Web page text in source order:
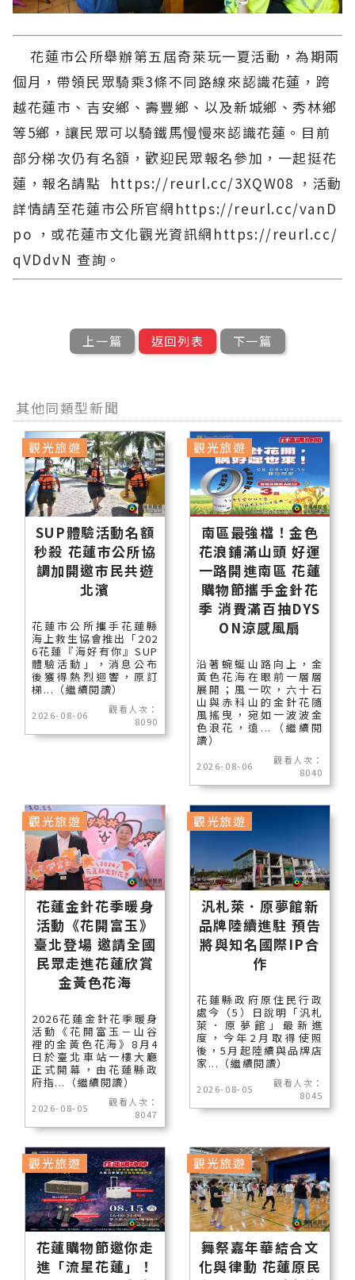
花蓮市公所舉辦第五屆奇萊玩一夏活動，為期兩
個月，帶領民眾騎乘3條不同路線來認識花蓮，跨
越花蓮市、吉安鄉、壽豐鄉、以及新城鄉、秀林鄉
等5鄉，讓民眾可以騎鐵馬慢慢來認識花蓮。目前
部分梯次仍有名額，歡迎民眾報名參加，一起挺花
蓮，報名請點 https://reurl.cc/3XQW08 ，活動
詳情請至花蓮市公所官網https://reurl.cc/vanD
po ，或花蓮市文化觀光資訊網https://reurl.cc/
qVDdvN 查詢。
上一篇 返回列表 下一篇
其他同類型新聞
SUP體驗活動名額
秒殺 花蓮市公所協
調加開邀市民共遊
北濱
花蓮市公所攜手花蓮縣
海上救生協會推出「202
6花蓮『海好有你』SUP
體驗活動」，消息公布
後獲得熱烈迴響，原訂
梯...（繼續閱讀）
2026-08-06
觀看人次：
8090
觀光旅遊
南區最強檔！金色
花浪鋪滿山頭 好運
一路開進南區 花蓮
購物節攜手金針花
季 消費滿百抽DYS
ON涼感風扇
沿著蜿蜒山路向上，金
黃色花海在眼前一層層
展開；風一吹，六十石
山與赤科山的金針花隨
風搖曳，宛如一波波金
色浪花，遠...（繼續閱
讀）
2026-08-06
觀看人次：
8040
觀光旅遊
花蓮金針花季暖身
活動《花開富玉》
臺北登場 邀請全國
民眾走進花蓮欣賞
金黃色花海
2026花蓮金針花季暖身
活動《花開富玉－山谷
裡的金黃色花海》8月4
日於臺北車站一樓大廳
正式開幕，由花蓮縣政
府指...（繼續閱讀）
2026-08-05
觀看人次：
8047
觀光旅遊
汎札萊．原夢館新
品牌陸續進駐 預告
將與知名國際IP合
作
花蓮縣政府原住民行政
處今（5）日說明「汎札
萊．原夢館」最新進
度，今年2月取得使照
後，5月起陸續與品牌店
家...（繼續閱讀）
2026-08-05
觀看人次：
8045
觀光旅遊
花蓮購物節邀你走
進「流星花蓮」！
觀光旅遊
舞祭嘉年華結合文
化與律動 花蓮原民
觀光旅遊